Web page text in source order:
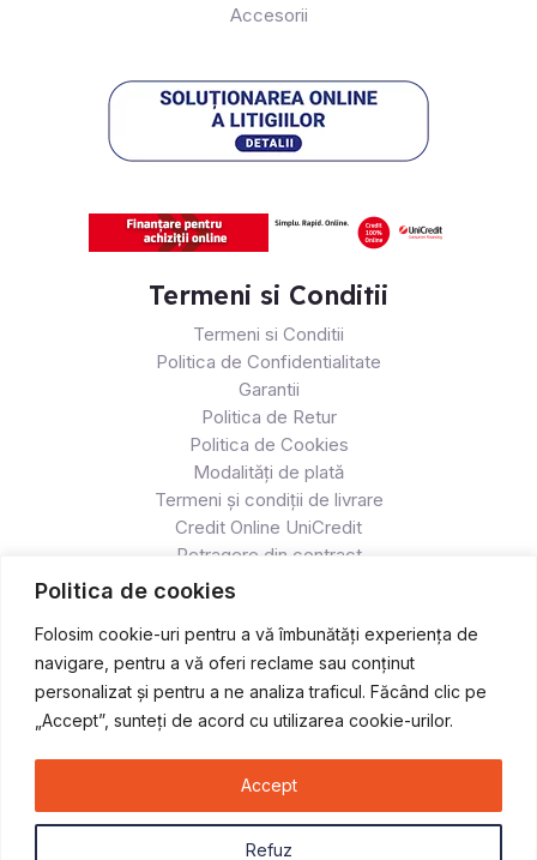
Politica de cookies
Folosim cookie-uri pentru a vă îmbunătăți experiența de
navigare, pentru a vă oferi reclame sau conținut
personalizat și pentru a ne analiza traficul. Făcând clic pe
„Accept”, sunteți de acord cu utilizarea cookie-urilor.
Refuz
Accept
Accesorii
Termeni si Conditii
Termeni si Conditii
Politica de Confidentialitate
Garantii
Politica de Retur
Politica de Cookies
Modalități de plată
Termeni și condiții de livrare
Credit Online UniCredit
Retragere din contract
Copyright © 2026 Atv & Moto - Race